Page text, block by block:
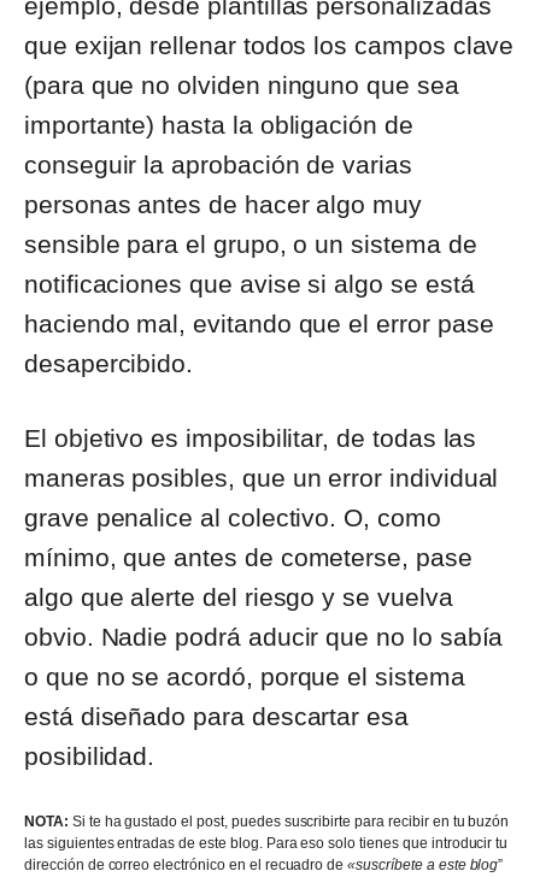
ejemplo, desde plantillas personalizadas
que exijan rellenar todos los campos clave
(para que no olviden ninguno que sea
importante) hasta la obligación de
conseguir la aprobación de varias
personas antes de hacer algo muy
sensible para el grupo, o un sistema de
notificaciones que avise si algo se está
haciendo mal, evitando que el error pase
desapercibido.
El objetivo es imposibilitar, de todas las
maneras posibles, que un error individual
grave penalice al colectivo. O, como
mínimo, que antes de cometerse, pase
algo que alerte del riesgo y se vuelva
obvio. Nadie podrá aducir que no lo sabía
o que no se acordó, porque el sistema
está diseñado para descartar esa
posibilidad.
NOTA: Si te ha gustado el post, puedes suscribirte para recibir en tu buzón
las siguientes entradas de este blog. Para eso solo tienes que introducir tu
dirección de correo electrónico en el recuadro de«suscríbete a este blog”